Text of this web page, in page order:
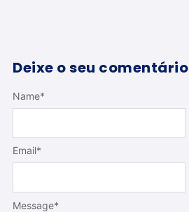
Deixe o seu comentário
Message*
Name*
Email*